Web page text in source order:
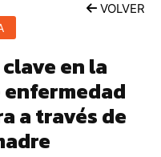
VOLVER
en la
a través de